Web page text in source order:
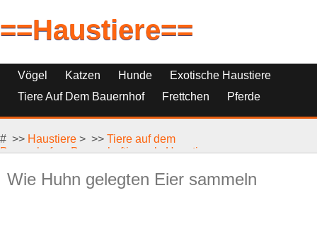
==Haustiere==
Vögel Katzen Hunde
Exotische Haustiere
Tiere Auf Dem Bauernhof
Frettchen
Pferde
Haustierfische
Haustierersatz
Reptilien, Nagetiere Und Kleintiere
# >> Haustiere > >> Tiere auf dem
Bauernhof>>Bauernhoftiere als Haustiere
Wie Huhn gelegten Eier sammeln